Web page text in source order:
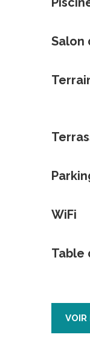
Salon
WiFi
Table
VOIR